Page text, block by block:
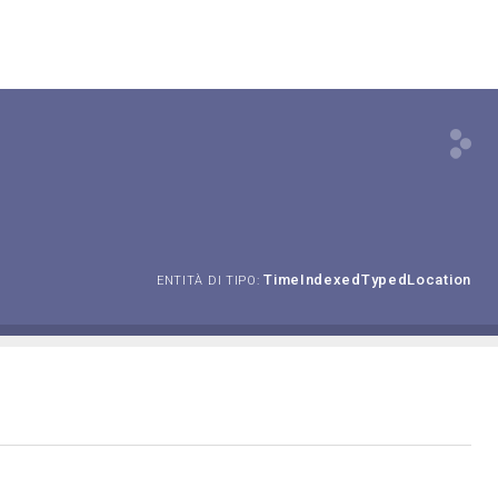
ENTITÀ DI TIPO: TimeIndexedTypedLocation